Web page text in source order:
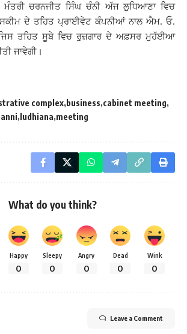
ਚਰਨਜੀਤ ਸਿੰਘ ਚੰਨੀ ਅੱਜ ਲੁਧਿਆਣਾ ਵਿਚ
ਦੇ ਤਹਿਤ ਪ੍ਰਾਈਵੇਟ ਕੰਪਨੀਆਂ ਨਾਲ ਐਮ. ਓ.
ਤਹਿਤ ਸੂਬੇ ਵਿਚ ਰੁਜ਼ਗਾਰ ਦੇ ਅਫ਼ਸਰ ਮੁਹੱਈਆ
ਜਾਵੇਗੀ।
complex business cabinet meeting
ludhiana meeting
What do you think?
Happy
0
Sleepy
0
Angry
0
Dead
0
Wink
0
Leave a Comment